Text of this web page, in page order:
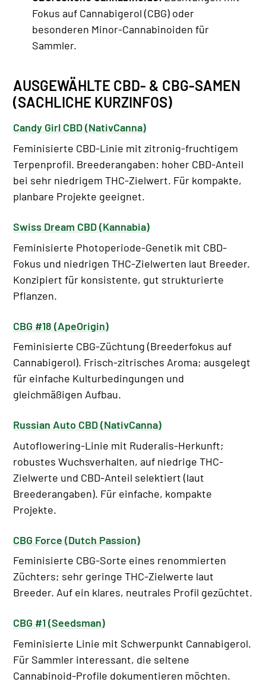
Fokus auf Cannabigerol (CBG) oder
besonderen Minor-Cannabinoiden für
Sammler.
AUSGEWÄHLTE CBD- & CBG-SAMEN
(SACHLICHE KURZINFOS)
Candy Girl CBD (NativCanna)
Feminisierte CBD-Linie mit zitronig-fruchtigem
Terpenprofil. Breederangaben: hoher CBD-Anteil
bei sehr niedrigem THC-Zielwert. Für kompakte,
planbare Projekte geeignet.
Swiss Dream CBD (Kannabia)
Feminisierte Photoperiode-Genetik mit CBD-
Fokus und niedrigen THC-Zielwerten laut Breeder.
Konzipiert für konsistente, gut strukturierte
Pflanzen.
CBG #18 (ApeOrigin)
Feminisierte CBG-Züchtung (Breederfokus auf
Cannabigerol). Frisch-zitrisches Aroma; ausgelegt
für einfache Kulturbedingungen und
gleichmäßigen Aufbau.
Russian Auto CBD (NativCanna)
Autoflowering-Linie mit Ruderalis-Herkunft;
robustes Wuchsverhalten, auf niedrige THC-
Zielwerte und CBD-Anteil selektiert (laut
Breederangaben). Für einfache, kompakte
Projekte.
CBG Force (Dutch Passion)
Feminisierte CBG-Sorte eines renommierten
Züchters; sehr geringe THC-Zielwerte laut
Breeder. Auf ein klares, neutrales Profil gezüchtet.
CBG #1 (Seedsman)
Feminisierte Linie mit Schwerpunkt Cannabigerol.
Für Sammler interessant, die seltene
Cannabinoid-Profile dokumentieren möchten.